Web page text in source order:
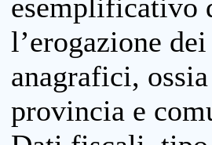
esemplificativo
l’erogazione
anagrafici,
provincia e